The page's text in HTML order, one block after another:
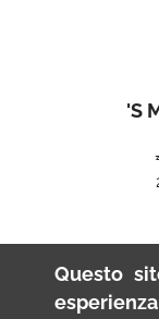
'S
Questo